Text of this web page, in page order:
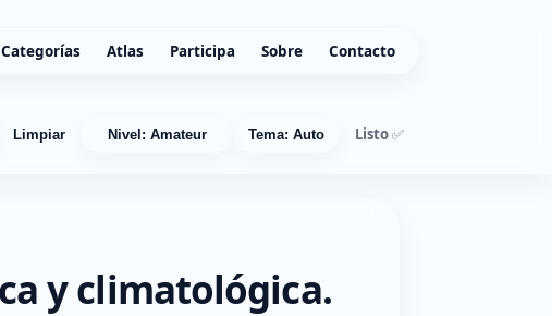
Categorías Atlas Participa Sobre Contacto
Limpiar Nivel: Amateur Tema: Auto Listo ✅
y climatológica.